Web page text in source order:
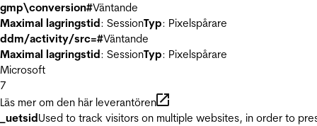
gmp\conversion#Väntande
Maximal lagringstid: SessionTyp: Pixelspårare
ddm/activity/src=#Väntande
Maximal lagringstid: SessionTyp: Pixelspårare
Microsoft
7
Läs mer om den här leverantören
_uetsidUsed to track visitors on multiple websites, in order to